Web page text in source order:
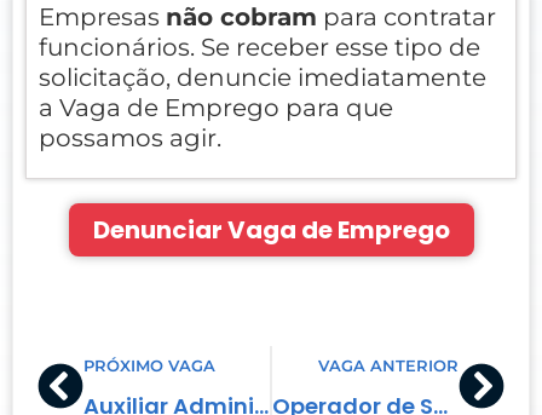
Empresas não cobram para contratar
funcionários. Se receber esse tipo de
solicitação, denuncie imediatamente
a Vaga de Emprego para que
possamos agir.
Denunciar Vaga de Emprego
Prev
PRÓXIMO VAGA
Auxiliar Administrativo
VAGA ANTERIOR
Operador de Supermercado – Mercearia